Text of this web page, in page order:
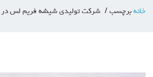
خانه برچسب شرکت تولیدی شیشه فریم لس در